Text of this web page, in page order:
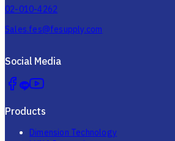
02-010-4262
Sales.fes@fesupply.com
Social Media
Products
Dimension Technology